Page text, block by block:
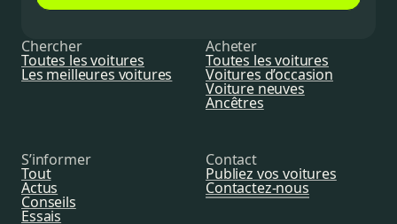
Chercher
Toutes les voitures
Les meilleures voitures
Acheter
Toutes les voitures
Voitures d’occasion
Voiture neuves
Ancêtres
S’informer
Tout
Actus
Conseils
Essais
Contact
Publiez vos voitures
Contactez-nous